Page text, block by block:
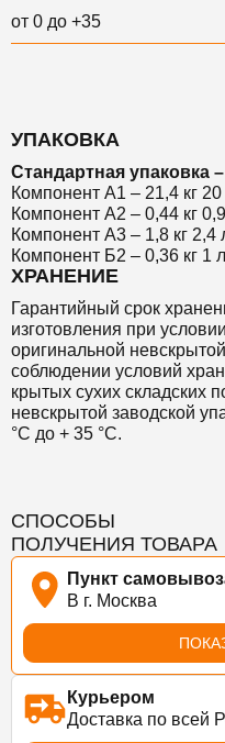
от 0 до +35
УПАКОВКА
Стандартная упаковка –
Компонент А1 – 21,4 кг 20
Компонент А2 – 0,44 кг
Компонент А3 – 1,8 кг 2,4
Компонент Б2 – 0,36 кг 1
ХРАНЕНИЕ
Гарантийный срок
изготовления при
оригинальной
соблюдении условий
крытых сухих складских
невскрытой заводской
°С до + 35 °С.
СПОСОБЫ
ПОЛУЧЕНИЯ ТОВАРА
Пункт
В г. Москва
Курьером
Доставка по всей